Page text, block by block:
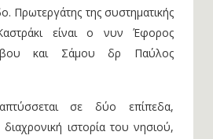
Πρωτεργάτης της συστηματικής
είναι ο νυν Έφορος
και Σάμου δρ Παύλος
σε δύο επίπεδα,
ιστορία του νησιού,